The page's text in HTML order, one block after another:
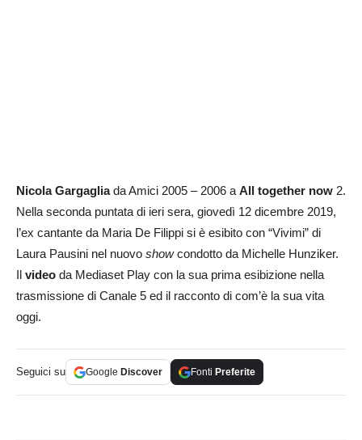
Nicola Gargagliada Amici 2005 – 2006 aAll together now 2.
Nella seconda puntata di ieri sera, giovedì 12 dicembre 2019,
l’ex cantante da Maria De Filippi si è esibito con “Vivimi” di
Laura Pausini nel nuovo showcondotto da Michelle Hunziker.
video da Mediaset Play con la sua prima esibizione nella
trasmissione di Canale 5 ed il racconto di com’è la sua vita
oggi.
Seguici su Google Discover Fonti Preferite